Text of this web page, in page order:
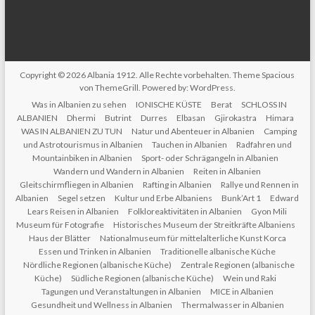
Copyright © 2026Albania 1912. Alle Rechte vorbehalten. ThemeSpacious
von ThemeGrill. Powered by: WordPress.
Was in Albanien zu sehen
IONISCHE KÜSTE Berat
SCHLOSS IN
ALBANIEN
Dhermi Butrint Durres Elbasan Gjirokastra
Himara
WAS IN ALBANIEN ZU TUN
Natur und Abenteuer in Albanien
Camping
und Astrotourismus in Albanien
Tauchen in Albanien
Radfahren und
Mountainbiken in Albanien
Sport- oder Schrägangeln in Albanien
Wandern und Wandern in Albanien
Reiten in Albanien
Gleitschirmfliegen in Albanien
Rafting in Albanien
Rallye und Rennen in
Albanien
Segel setzen Kultur und Erbe Albaniens Bunk’Art 1
Edward
Lears Reisen in Albanien
Folkloreaktivitäten in Albanien
Gyon Mili
Museum für Fotografie
Historisches Museum der Streitkräfte Albaniens
Haus der Blätter
Nationalmuseum für mittelalterliche Kunst Korca
Essen und Trinken in Albanien
Traditionelle albanische Küche
Nördliche Regionen (albanische Küche)
Zentrale Regionen (albanische
Küche)
Südliche Regionen (albanische Küche)
Wein und Raki
Tagungen und Veranstaltungen in Albanien
MICE in Albanien
Gesundheit und Wellness in Albanien
Thermalwasser in Albanien